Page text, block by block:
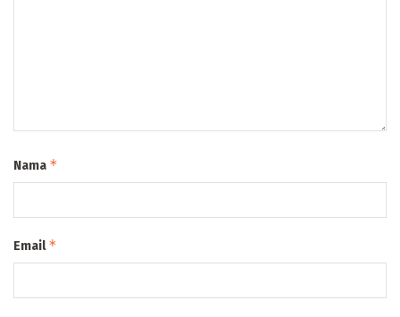
Nama *
Email*